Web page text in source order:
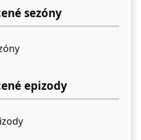
sezóny
epizody